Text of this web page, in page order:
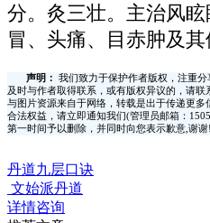
分。灸三壮。主治风
冒、头痛、目赤肿及其
声明：
我们致力于保护作者版权，注重
及时与作者取得联系，或有版权异议的，请
与图片资源来自于网络，转载是出于传递更
合法权益，请立即通知我们(管理员邮箱：
第一时间予以删除，并同时向您表示歉意,谢谢!
丹道九层口诀
文始派丹道
详情咨询